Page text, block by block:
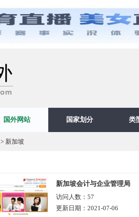
国外网站 国家划分 类
> 新加坡
新加坡会计与企业管理局
访问人数： 57
更新日期： 2021-07-06